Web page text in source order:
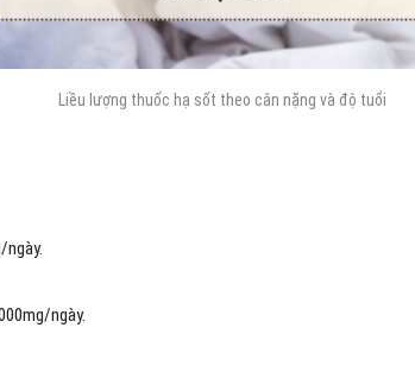
Liều lượng thuốc hạ sốt theo cân nặng và độ tuổi
ngày.